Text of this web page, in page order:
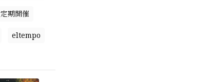
定期開催
eltempo